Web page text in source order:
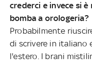
crederci e invece si è
bomba a orologeria?
Probabilmente
di scrivere in italiano
l'estero. I brani